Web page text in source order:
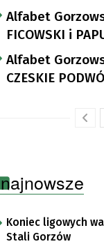
LANDSBERGA
Alfabet
FICOWSKI i
Alfabet
CZESKIE
najnowsze
Koniec ligowych
Stali Gorzów